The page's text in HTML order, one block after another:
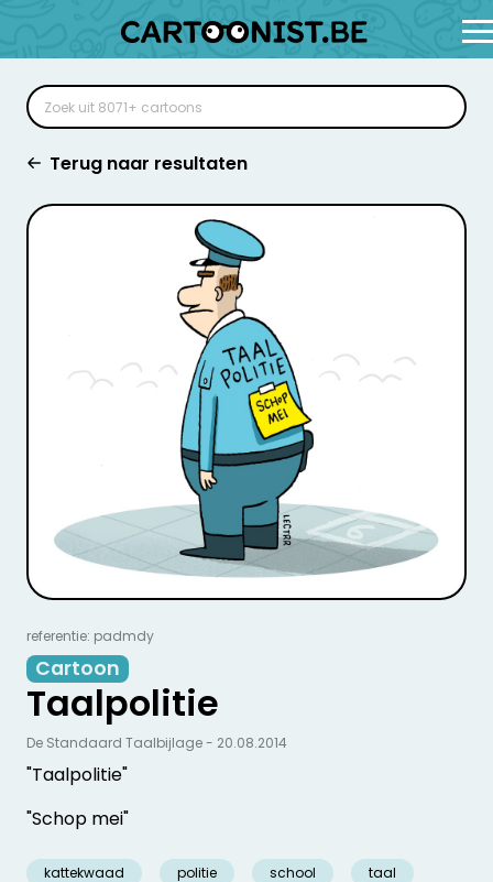
Terug naar resultaten
referentie: padmdy
Cartoon
Taalpolitie
"Taalpolitie"
"Schop mei"
kattekwaad politie school taal
De Standaard Taalbijlage - 20.08.2014